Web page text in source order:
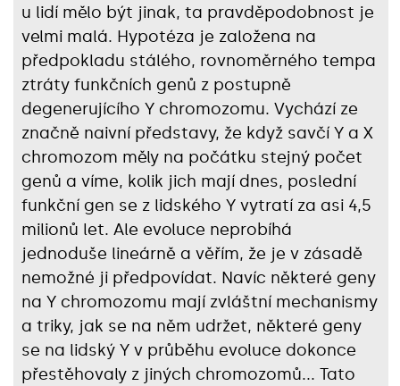
u lidí mělo být jinak, ta pravděpodobnost je
velmi malá. Hypotéza je založena na
předpokladu stálého, rovnoměrného tempa
ztráty funkčních genů z postupně
degenerujícího Y chromozomu. Vychází ze
značně naivní představy, že když savčí Y a X
chromozom měly na počátku stejný počet
genů a víme, kolik jich mají dnes, poslední
funkční gen se z lidského Y vytratí za asi 4,5
milionů let. Ale evoluce neprobíhá
jednoduše lineárně a věřím, že je v zásadě
nemožné ji předpovídat. Navíc některé geny
na Y chromozomu mají zvláštní mechanismy
a triky, jak se na něm udržet, některé geny
se na lidský Y v průběhu evoluce dokonce
přestěhovaly z jiných chromozomů... Tato